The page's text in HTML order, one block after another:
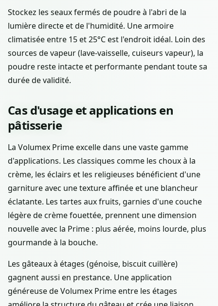
Stockez les seaux fermés de poudre à l'abri de la
lumière directe et de l'humidité. Une armoire
climatisée entre 15 et 25°C est l'endroit idéal. Loin des
sources de vapeur (lave-vaisselle, cuiseurs vapeur), la
poudre reste intacte et performante pendant toute sa
durée de validité.
Cas d'usage et applications en
pâtisserie
La Volumex Prime excelle dans une vaste gamme
d'applications. Les classiques comme les choux à la
crème, les éclairs et les religieuses bénéficient d'une
garniture avec une texture affinée et une blancheur
éclatante. Les tartes aux fruits, garnies d'une couche
légère de crème fouettée, prennent une dimension
nouvelle avec la Prime : plus aérée, moins lourde, plus
gourmande à la bouche.
Les gâteaux à étages (génoise, biscuit cuillère)
gagnent aussi en prestance. Une application
généreuse de Volumex Prime entre les étages